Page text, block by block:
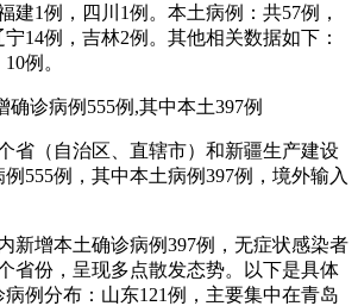
建1例，四川1例。本土病例：共57例，
14例，吉林2例。其他相关数据如下：
例。
确诊病例555例,其中本土397例
省（自治区、直辖市）和新疆生产建设
555例，其中本土病例397例，境外输入
新增本土确诊病例397例，无症状感染者
省份，呈现多点散发态势。以下是具体
例分布：山东121例，主要集中在青岛